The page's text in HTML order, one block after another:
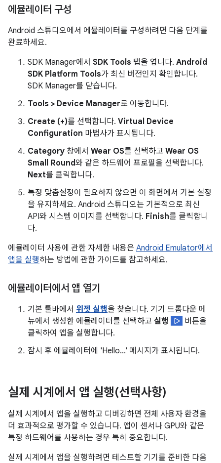
에뮬레이터 구성
Android 스튜디오에서 에뮬레이터를 구성하려면 다음 단계를
완료하세요.
SDK Manager에서 SDK Tools 탭을 엽니다. Android
SDK Platform Tools가 최신 버전인지 확인합니다.
SDK Manager를 닫습니다.
Tools > Device Manager로 이동합니다.
Create (+)를 선택합니다. Virtual Device
Configuration 마법사가 표시됩니다.
Category 창에서 Wear OS를 선택하고 Wear OS
Small Round와 같은 하드웨어 프로필을 선택합니다.
Next를 클릭합니다.
특정 맞춤설정이 필요하지 않으면 이 화면에서 기본 설정
을 유지하세요. Android 스튜디오는 기본적으로 최신
API와 시스템 이미지를 선택합니다. Finish를 클릭합니
다.
에뮬레이터 사용에 관한 자세한 내용은 Android Emulator에서
앱을 실행하는 방법에 관한 가이드를 참고하세요.
에뮬레이터에서 앱 열기
기본 툴바에서 위젯 실행을 찾습니다. 기기 드롭다운 메
뉴에서 생성한 에뮬레이터를 선택하고 실행
버튼을
클릭하여 앱을 실행합니다.
잠시 후 에뮬레이터에 'Hello...' 메시지가 표시됩니다.
실제 시계에서 앱 실행(선택사항)
실제 시계에서 앱을 실행하고 디버깅하면 전체 사용자 환경을
더 효과적으로 평가할 수 있습니다. 앱이 센서나 GPU와 같은
특정 하드웨어를 사용하는 경우 특히 중요합니다.
실제 시계에서 앱을 실행하려면 테스트할 기기를 준비한 다음